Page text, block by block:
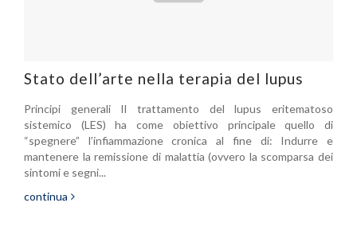
Stato dell’arte nella terapia del lupus
Principi generali Il trattamento del lupus eritematoso
sistemico (LES) ha come obiettivo principale quello di
“spegnere” l’infiammazione cronica al fine di: Indurre e
mantenere la remissione di malattia (ovvero la scomparsa dei
sintomi e segni...
continua